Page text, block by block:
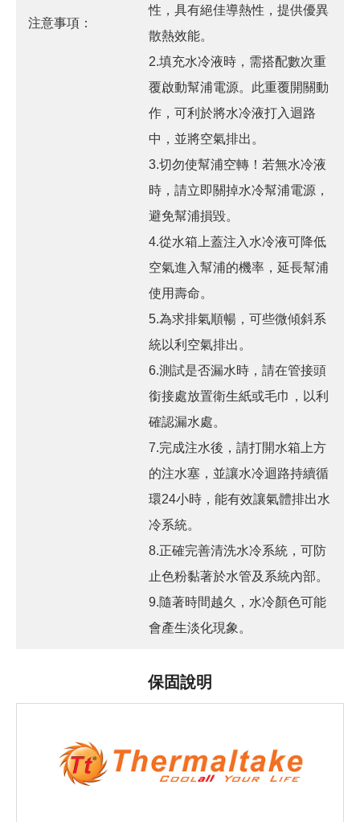
注意事項：
性，具有絕佳導熱性，提供優異
散熱效能。
2.填充水冷液時，需搭配數次重
覆啟動幫浦電源。此重覆開關動
作，可利於將水冷液打入迴路
中，並將空氣排出。
3.切勿使幫浦空轉！若無水冷液
時，請立即關掉水冷幫浦電源，
避免幫浦損毀。
4.從水箱上蓋注入水冷液可降低
空氣進入幫浦的機率，延長幫浦
使用壽命。
5.為求排氣順暢，可些微傾斜系
統以利空氣排出。
6.測試是否漏水時，請在管接頭
銜接處放置衛生紙或毛巾，以利
確認漏水處。
7.完成注水後，請打開水箱上方
的注水塞，並讓水冷迴路持續循
環24小時，能有效讓氣體排出水
冷系統。
8.正確完善清洗水冷系統，可防
止色粉黏著於水管及系統內部。
9.隨著時間越久，水冷顏色可能
會產生淡化現象。
保固說明